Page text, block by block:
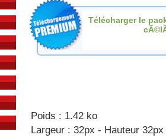
Télécharger le
Poids : 1.42 ko
Largeur : 32px - Hauteur 32px